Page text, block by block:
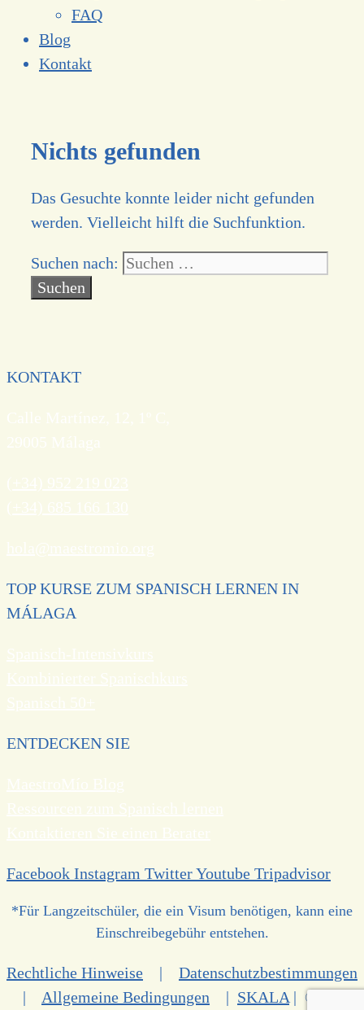
FAQ
Blog
Kontakt
Nichts gefunden
Das Gesuchte konnte leider nicht gefunden
werden. Vielleicht hilft die Suchfunktion.
Suchen nach:
KONTAKT
TOP KURSE ZUM SPANISCH LERNEN IN
MÁLAGA
ENTDECKEN SIE
Facebook Instagram TwitterYoutube Tripadvisor
*Für Langzeitschüler, die ein Visum benötigen, kann eine
Einschreibegebühr entstehen.
Rechtliche Hinweise | Datenschutzbestimmungen
| Allgemeine Bedingungen | SKALA | ©